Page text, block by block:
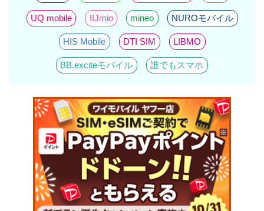
UQ mobile IIJmio mineo NUROモバイル
HIS Mobile DTI SIM LIBMO
BB.exciteモバイル 誰でもスマホ